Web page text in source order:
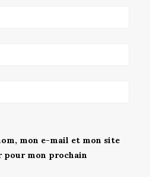
mon e-mail et mon site
pour mon prochain